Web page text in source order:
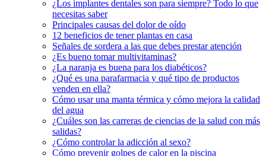
¿Los implantes dentales son para siempre? Todo lo que
necesitas saber
Principales causas del dolor de oído
12 beneficios de tener plantas en casa
Señales de sordera a las que debes prestar atención
¿Es bueno tomar multivitaminas?
¿La naranja es buena para los diabéticos?
¿Qué es una parafarmacia y qué tipo de productos
venden en ella?
Cómo usar una manta térmica y cómo mejora la calidad
del agua
¿Cuáles son las carreras de ciencias de la salud con más
salidas?
¿Cómo controlar la adicción al sexo?
Cómo prevenir golpes de calor en la piscina